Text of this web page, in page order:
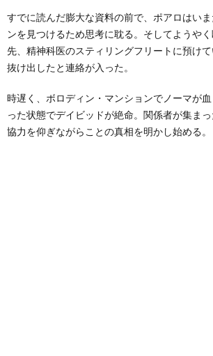
すでに読んだ膨大な資料の前で、ポアロはい
ンを見つけるため思考に耽る。そしてようや
先、精神科医のスティリングフリートに預け
抜け出したと連絡が入った。
時遅く、ボロディン・マンションでノーマが
った状態でデイビッドが絶命。関係者が集ま
協力を仰ぎながらことの真相を明かし始める。